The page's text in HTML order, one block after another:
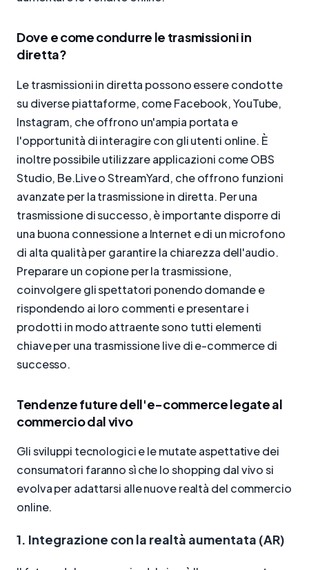
Dove e come condurre le trasmissioni in
diretta?
Le trasmissioni in diretta possono essere condotte
su diverse piattaforme, come Facebook, YouTube,
Instagram, che offrono un'ampia portata e
l'opportunità di interagire con gli utenti online. È
inoltre possibile utilizzare applicazioni come OBS
Studio, Be.Live o StreamYard, che offrono funzioni
avanzate per la trasmissione in diretta. Per una
trasmissione di successo, è importante disporre di
una buona connessione a Internet e di un microfono
di alta qualità per garantire la chiarezza dell'audio.
Preparare un copione per la trasmissione,
coinvolgere gli spettatori ponendo domande e
rispondendo ai loro commenti e presentare i
prodotti in modo attraente sono tutti elementi
chiave per una trasmissione live di e-commerce di
successo.
Tendenze future dell'e-commerce legate al
commercio dal vivo
Gli sviluppi tecnologici e le mutate aspettative dei
consumatori faranno sì che lo shopping dal vivo si
evolva per adattarsi alle nuove realtà del commercio
online.
1. Integrazione con la realtà aumentata (AR)